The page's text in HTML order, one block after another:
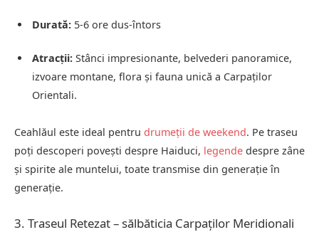
Durată: 5-6 ore dus-întors
Atracții: Stânci impresionante, belvederi panoramice,
izvoare montane, flora și fauna unică a Carpaților
Orientali.
Ceahlăul este ideal pentru drumeții de weekend. Pe traseu
poți descoperi povești despre Haiduci, legende despre zâne
și spirite ale muntelui, toate transmise din generație în
generație.
3. Traseul Retezat – sălbăticia Carpaților Meridionali